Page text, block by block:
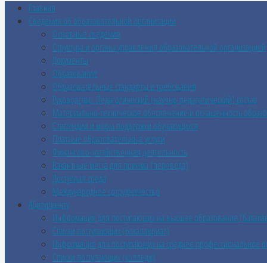
Главная
Сведения об образовательной организации
Основные сведения
Структура и органы управления образовательной организацией
Документы
Образование
Образовательные стандарты и требования
Руководство. Педагогический (научно-педагогический) состав
Материально-техническое обеспечение и оснащенность
Стипендии и меры поддержки обучающихся
Платные образовательные услуги
Финансово-хозяйственная деятельность
Вакантные места для приема (перевода)
Доступная среда
Международное сотрудничество
Абитуриенту
Информация для поступающих на высшее образование
Списки поступающих (бакалавриат)
Информация для поступающих на среднее профессиональное
Списки поступающих (колледж)